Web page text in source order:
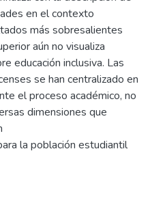
en el contexto
más sobresalientes
aún no visualiza
educación inclusiva. Las
se han centralizado en
el proceso académico, no
dimensiones que
la población estudiantil